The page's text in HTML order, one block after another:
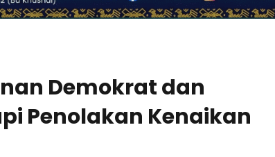
Demokrat dan
Penolakan Kenaikan